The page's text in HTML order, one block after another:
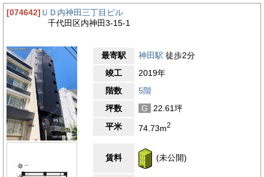
[074642] ＵＤ内神田三丁目ビル
千代田区内神田3-15-1
最寄駅 神田駅 徒歩2分
竣工
2019年
階数
5階
坪数
G
22.61坪
平米
74.73m2
賃料 (未公開)